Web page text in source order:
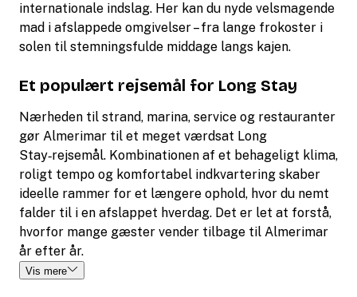
internationale indslag. Her kan du nyde velsmagende
mad i afslappede omgivelser – fra lange frokoster i
solen til stemningsfulde middage langs kajen.
Et populært rejsemål for Long Stay
Nærheden til strand, marina, service og restauranter
gør Almerimar til et meget værdsat Long
Stay‑rejsemål. Kombinationen af et behageligt klima,
roligt tempo og komfortabel indkvartering skaber
ideelle rammer for et længere ophold, hvor du nemt
falder til i en afslappet hverdag. Det er let at forstå,
hvorfor mange gæster vender tilbage til Almerimar
år efter år.
Vis mere